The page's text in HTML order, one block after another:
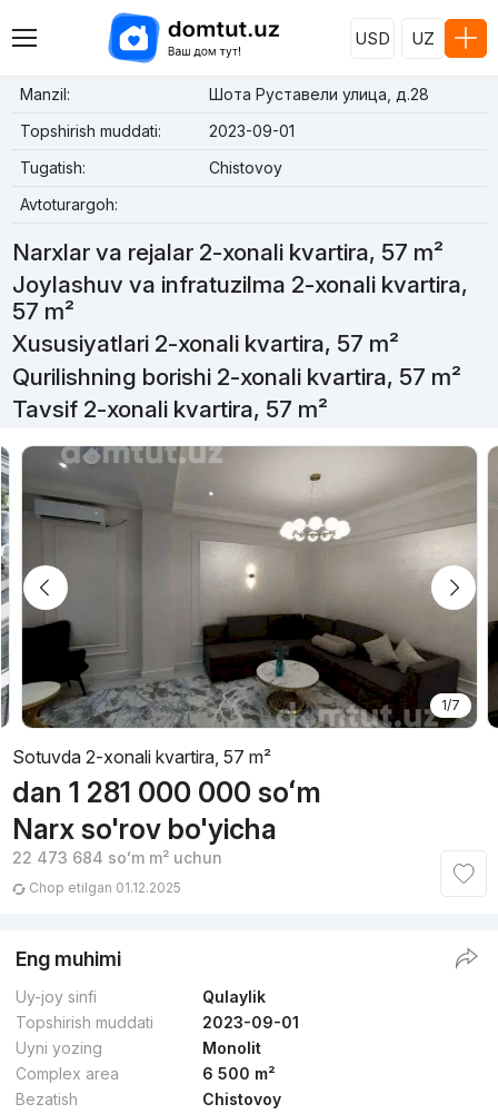
USD UZ
Manzil:
Шота Руставели улица, д.28
Topshirish muddati:
2023-09-01
Tugatish:
Chistovoy
Avtoturargoh:
Narxlar va rejalar 2-xonali kvartira, 57 m²
Joylashuv va infratuzilma 2-xonali kvartira,
57 m²
Xususiyatlari 2-xonali kvartira, 57 m²
Qurilishning borishi 2-xonali kvartira, 57 m²
Tavsif 2-xonali kvartira, 57 m²
1/7
Sotuvda 2-xonali kvartira, 57 m²
dan 1 281 000 000 soʻm
Narx so'rov bo'yicha
22 473 684 soʻmm² uchun
Chop etilgan 01.12.2025
Eng muhimi
Uy-joy sinfi
Qulaylik
Topshirish muddati
2023-09-01
Uyni yozing
Monolit
Complex area
6 500 m²
Bezatish
Chistovoy